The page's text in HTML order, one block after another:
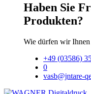
Haben Sie
Produkten?
Wie dürfen wir Ihnen
+49 (03586)
0
vasb@jntare-